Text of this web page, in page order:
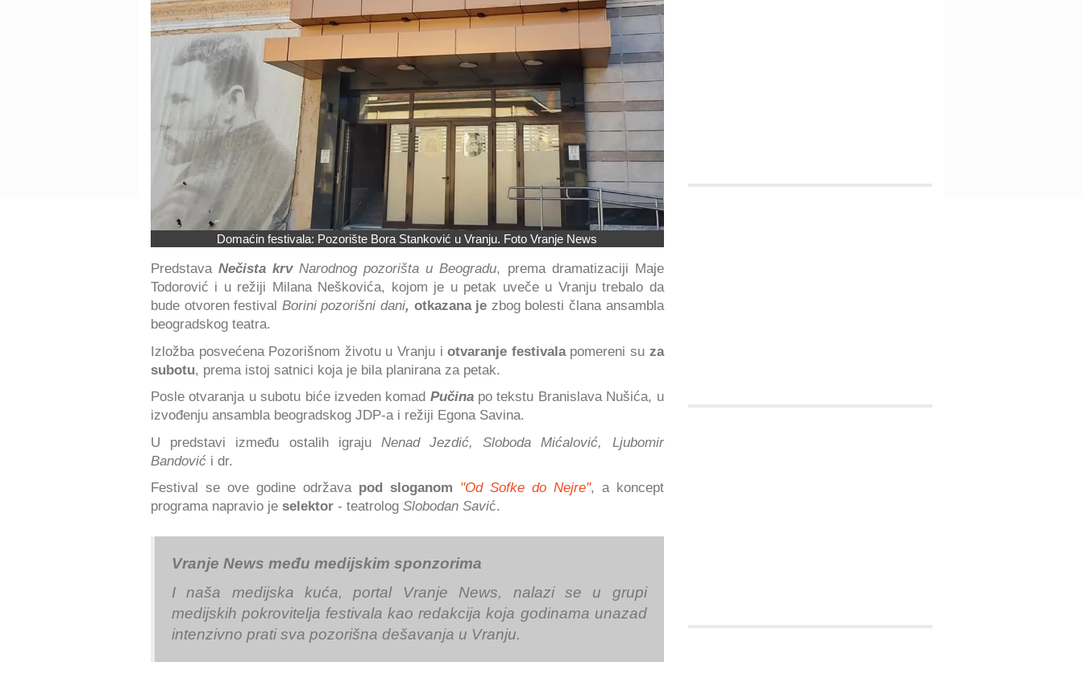
Domaćin festivala: Pozorište Bora Stanković u Vranju. Foto Vranje News
Predstava Nečista krv Narodnog pozorišta u Beogradu, prema dramatizaciji Maje
Todorović i u režiji Milana Neškovića, kojom je u petak uveče u Vranju trebalo da
bude otvoren festival Borini pozorišni dani, otkazana je zbog bolesti člana ansambla
beogradskog teatra.
Izložba posvećena Pozorišnom životu u Vranju i otvaranje festivalapomereni su za
subotu, prema istoj satnici koja je bila planirana za petak.
Posle otvaranja u subotu biće izveden komad Pučinapo tekstu Branislava Nušića, u
izvođenju ansambla beogradskog JDP-a i režiji Egona Savina.
U predstavi između ostalih igraju Nenad Jezdić, Sloboda Mićalović, Ljubomir
Bandović i dr.
Festival se ove godine održava pod sloganom "Od Sofke do Nejre", a koncept
programa napravio je selektor - teatrolog Slobodan Savić.
Vranje News među medijskim sponzorima
I naša medijska kuća, portal Vranje News, nalazi se u grupi
medijskih pokrovitelja festivala kao redakcija koja godinama unazad
intenzivno prati sva pozorišna dešavanja u Vranju.